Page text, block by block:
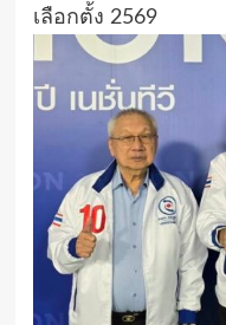
เลือกตั้ง 2569